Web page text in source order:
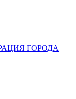
ГОРОДА